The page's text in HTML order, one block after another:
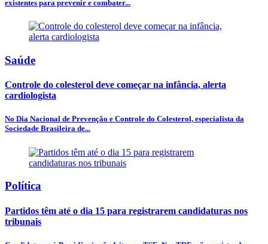
existentes para prevenir e combater...
Saúde
Controle do colesterol deve começar na infância, alerta
cardiologista
No Dia Nacional de Prevenção e Controle do Colesterol, especialista da
Sociedade Brasileira de...
Política
Partidos têm até o dia 15 para registrarem candidaturas nos
tribunais